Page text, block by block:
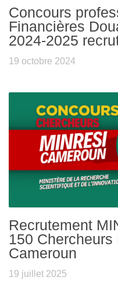
Concours
Financières
2024-2025
19 octobre 2024
Recrutement
150 Chercheurs
Cameroun
19 juillet 2025